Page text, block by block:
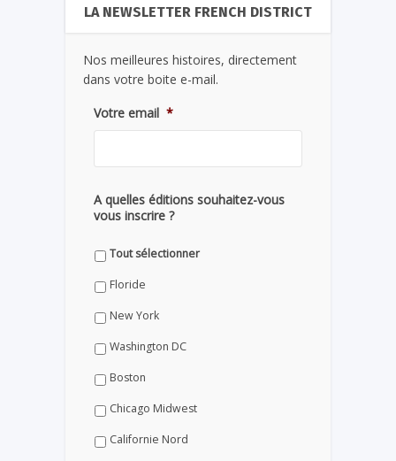
LA NEWSLETTER FRENCH DISTRICT
Nos meilleures histoires, directement
dans votre boite e-mail.
Votre email *
A quelles éditions souhaitez-vous
vous inscrire ?
Tout sélectionner
Floride
New York
Washington DC
Boston
Chicago Midwest
Californie Nord